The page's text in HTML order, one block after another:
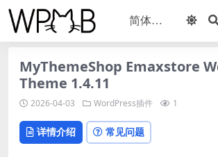
MyThemeShop Emaxstore
Theme 1.4.11
2026-04-03 WordPress插件 1
详情介绍 常见问题